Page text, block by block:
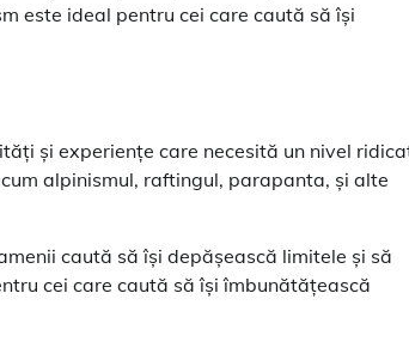
este ideal pentru cei care caută să își
și experiențe care necesită un nivel
alpinismul, raftingul, parapanta, și alte
caută să își depășească limitele și să
cei care caută să își îmbunătățească